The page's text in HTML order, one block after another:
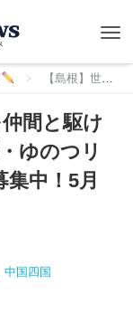
【島根】世界遺産の温泉街を仲間と駆け抜けろ！2020年6月13日開催・ゆのつリレーマラソン、エントリー募集中！5月12日迄
間と駆け
ゆのつリ
中！5月
中国四国